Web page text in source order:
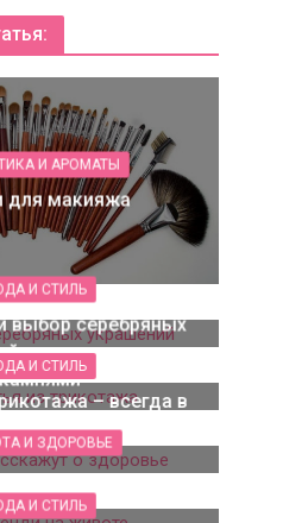
И АРОМАТЫ
для макияжа
И СТИЛЬ
выбор серебряных
с натуральным
камнями
И СТИЛЬ
– всегда в
моде
И ЗДОРОВЬЕ
о здоровье
И СТИЛЬ